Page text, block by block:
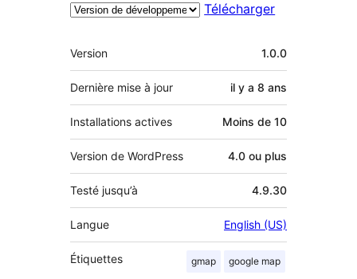
Télécharger
Méta
Version 1.0.0
Dernière mise à jour il y a 8 ans
Installations actives Moins de 10
Version de WordPress 4.0 ou plus
Testé jusqu’à 4.9.30
Langue English (US)
Étiquettes gmap google map